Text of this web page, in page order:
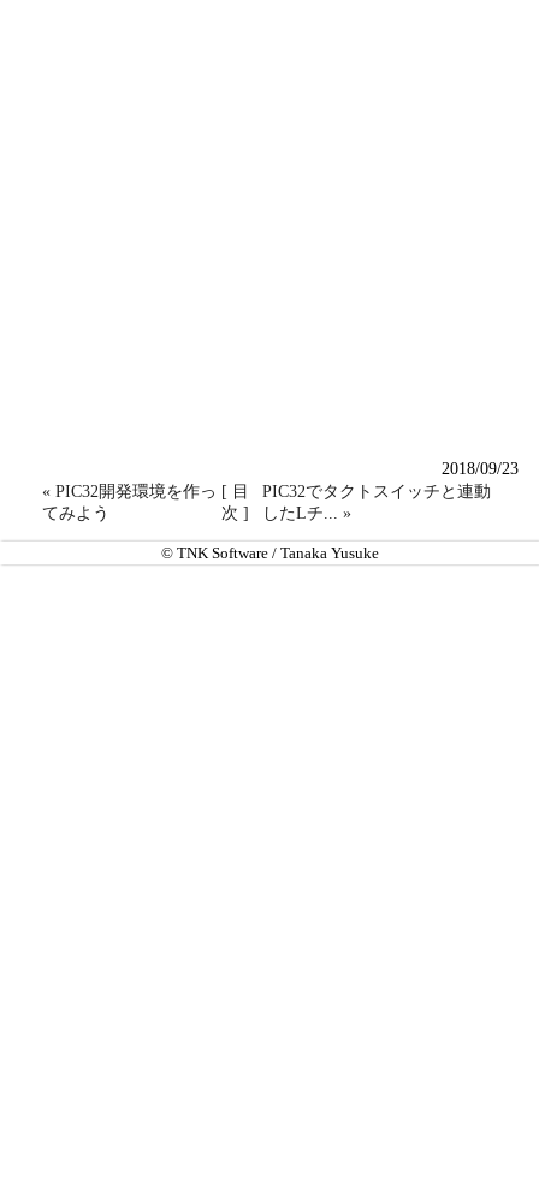
2018/09/23
« PIC32開発環境を作っ
てみよう
[ 目
次 ]
PIC32でタクトスイッチと連動
したLチ... »
© TNK Software / Tanaka Yusuke